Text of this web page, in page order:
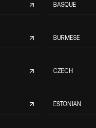
BASQUE
BURMESE
CZECH
ESTONIAN